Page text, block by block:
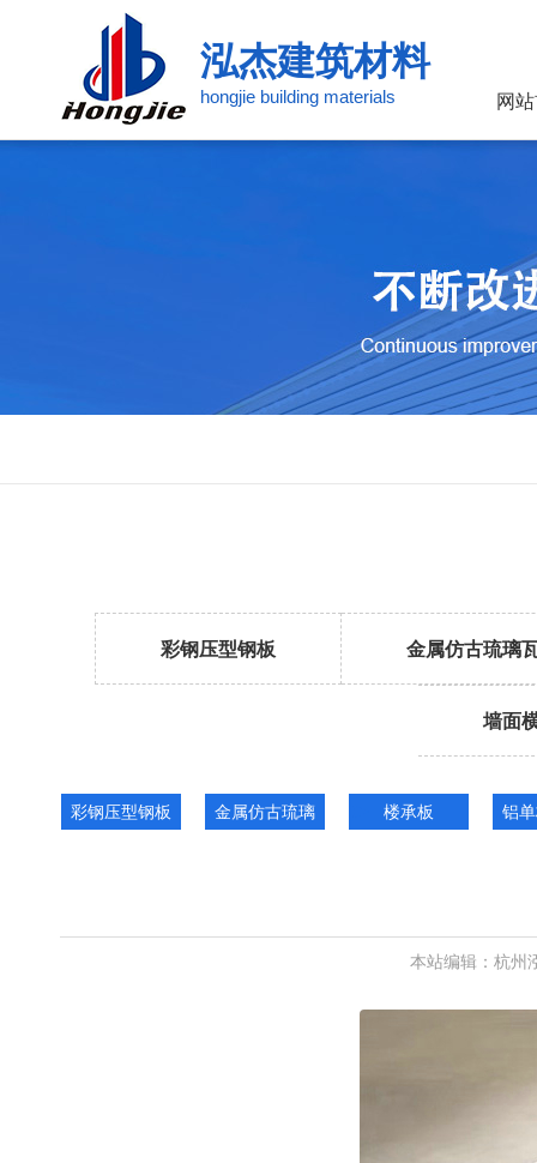
泓杰建筑材料
hongjie building materials 网
彩钢压型钢板 金属仿古琉璃
墙面
彩钢压型钢板
金属仿古琉璃
楼承板 铝
本站编辑：杭州